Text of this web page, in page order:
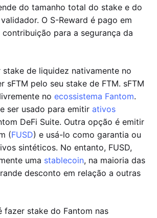
do tamanho total do stake e do
O S-Reward é pago em
para a segurança da
de liquidez nativamente no
sFTM pelo seu stake de FTM. sFTM
no ecossistema Fantom.
ser usado para emitir ativos
DeFi Suite. Outra opção é emitir
(FUSD) e usá-lo como garantia ou
sintéticos. No entanto, FUSD,
uma stablecoin, na maioria das
desconto em relação a outras
fazer stake do Fantom nas